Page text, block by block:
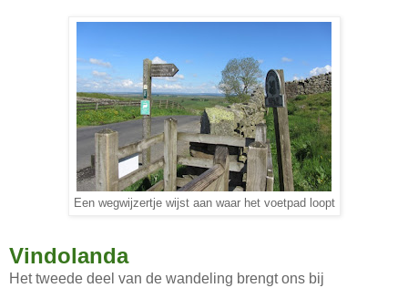
Een wegwijzertje wijst aan waar het voetpad loopt
Vindolanda
Het tweede deel van de wandeling brengt ons bij